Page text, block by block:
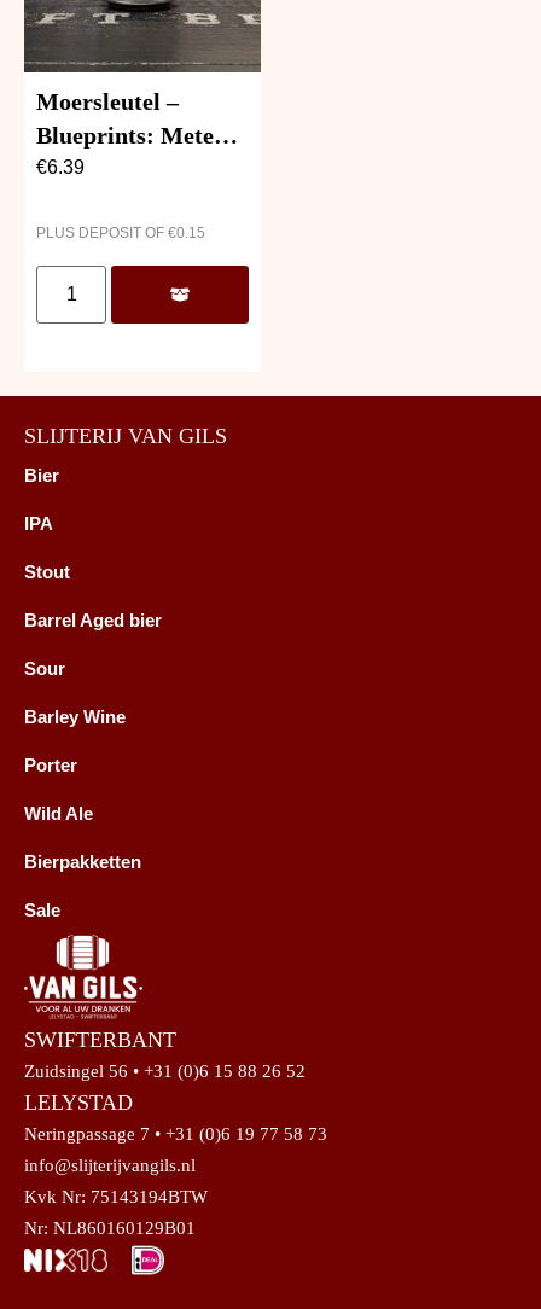
Moersleutel –
Blueprints: Meteor
Map
€6.39
PLUS DEPOSIT OF €0.15
SLIJTERIJ VAN GILS
Bier
IPA
Stout
Barrel Aged bier
Sour
Barley Wine
Porter
Wild Ale
Bierpakketten
Sale
SWIFTERBANT
Zuidsingel 56 • +31 (0)6 15 88 26 52
LELYSTAD
Neringpassage 7 • +31 (0)6 19 77 58 73
info@slijterijvangils.nl
Kvk Nr: 75143194BTW
Nr: NL860160129B01